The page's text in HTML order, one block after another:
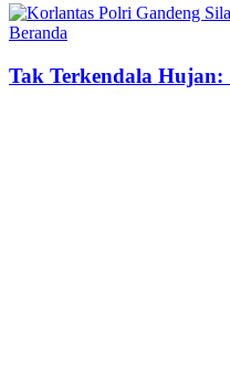
Beranda
Tak Terkendala Hujan: